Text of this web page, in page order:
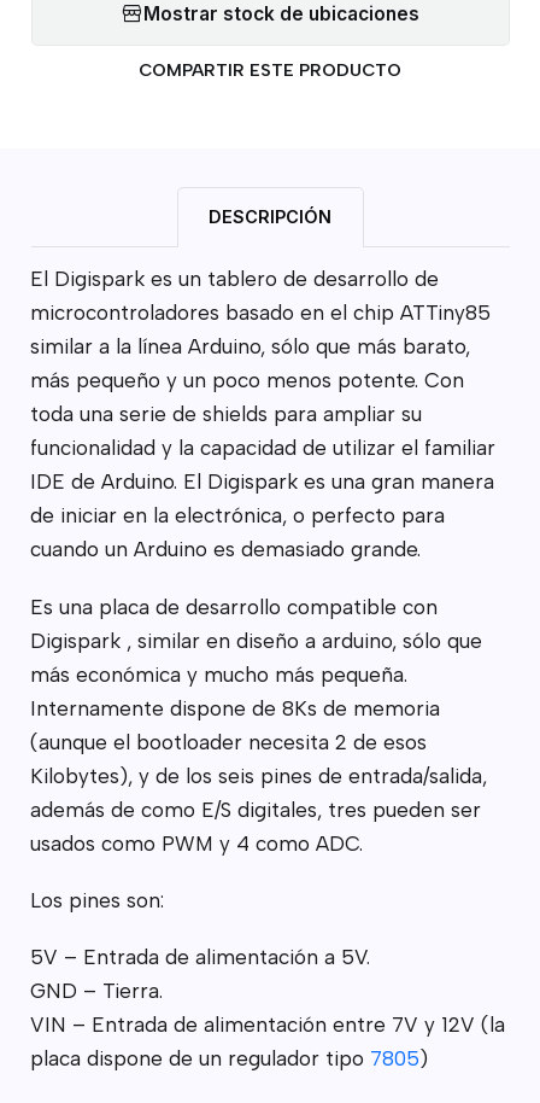
Mostrar stock de ubicaciones
COMPARTIR ESTE PRODUCTO
DESCRIPCIÓN
El Digispark es un tablero de desarrollo de
microcontroladores basado en el chip ATTiny85
similar a la línea Arduino, sólo que más barato,
más pequeño y un poco menos potente. Con
toda una serie de shields para ampliar su
funcionalidad y la capacidad de utilizar el familiar
IDE de Arduino. El Digispark es una gran manera
de iniciar en la electrónica, o perfecto para
cuando un Arduino es demasiado grande.
Es una placa de desarrollo compatible con
Digispark , similar en diseño a arduino, sólo que
más económica y mucho más pequeña.
Internamente dispone de 8Ks de memoria
(aunque el bootloader necesita 2 de esos
Kilobytes), y de los seis pines de entrada/salida,
además de como E/S digitales, tres pueden ser
usados como PWM y 4 como ADC.
Los pines son:
5V – Entrada de alimentación a 5V.
GND – Tierra.
VIN – Entrada de alimentación entre 7V y 12V (la
placa dispone de un regulador tipo 7805)